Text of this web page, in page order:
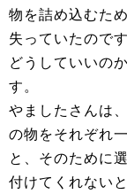
物を詰め込むた
失っていたので
どうしていいの
す。
やましたさんは
の物をそれぞれ
と、そのために
付けてくれない